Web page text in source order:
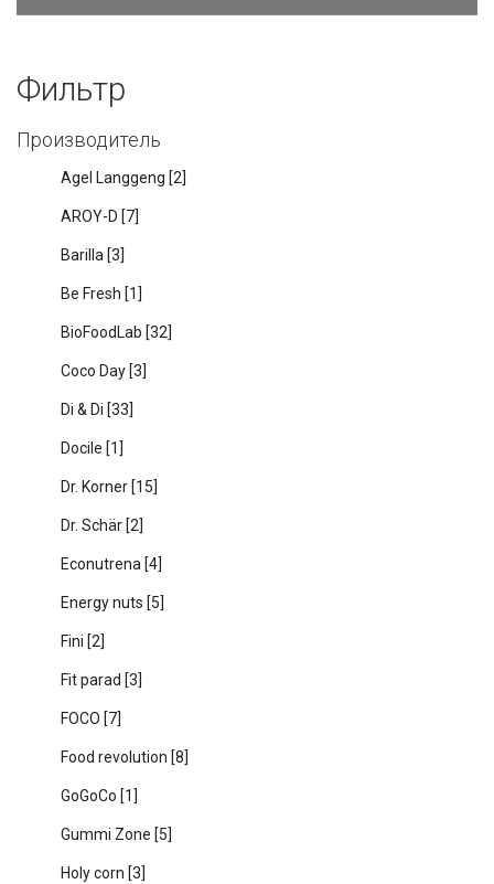
Фильтр
Производитель
Agel Langgeng [2]
AROY-D [7]
Barilla [3]
Be Fresh [1]
BioFoodLab [32]
Coco Day [3]
Di & Di [33]
Docile [1]
Dr. Korner [15]
Dr. Schär [2]
Econutrena [4]
Energy nuts [5]
Fini [2]
Fit parad [3]
FOCO [7]
Food revolution [8]
GoGoCo [1]
Gummi Zone [5]
Holy corn [3]